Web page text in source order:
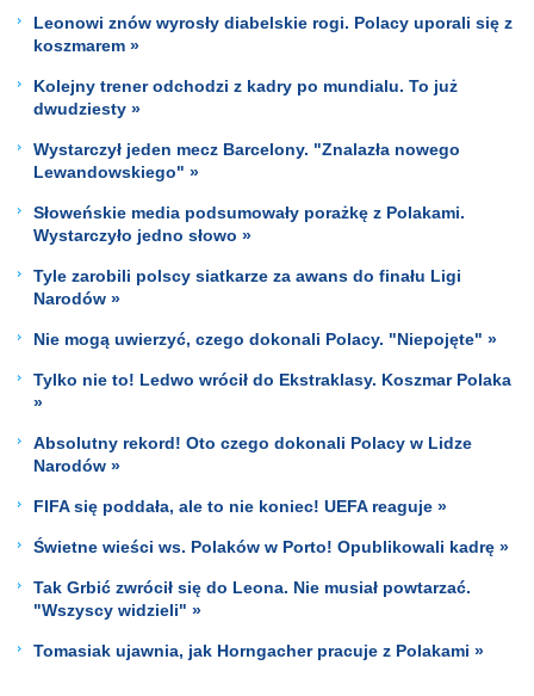
Leonowi znów wyrosły diabelskie rogi. Polacy uporali się z
koszmarem »
Kolejny trener odchodzi z kadry po mundialu. To już
dwudziesty »
Wystarczył jeden mecz Barcelony. "Znalazła nowego
Lewandowskiego" »
Słoweńskie media podsumowały porażkę z Polakami.
Wystarczyło jedno słowo »
Tyle zarobili polscy siatkarze za awans do finału Ligi
Narodów »
Nie mogą uwierzyć, czego dokonali Polacy. "Niepojęte" »
Tylko nie to! Ledwo wrócił do Ekstraklasy. Koszmar Polaka
»
Absolutny rekord! Oto czego dokonali Polacy w Lidze
Narodów »
FIFA się poddała, ale to nie koniec! UEFA reaguje »
Świetne wieści ws. Polaków w Porto! Opublikowali kadrę »
Tak Grbić zwrócił się do Leona. Nie musiał powtarzać.
"Wszyscy widzieli" »
Tomasiak ujawnia, jak Horngacher pracuje z Polakami »